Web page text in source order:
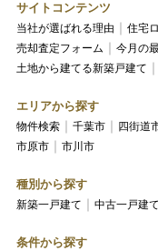
サイトコンテンツ
当社が選ばれる理由 住宅
売却査定フォーム
今月の
土地から建てる新築戸建て
エリアから探す
物件検索 千葉市 四街道
市原市
市川市
種別から探す
新築一戸建て 中古一戸建て
条件から探す